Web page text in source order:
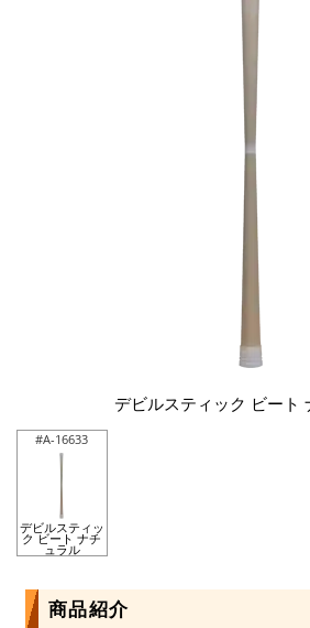
デビルスティック ビート
#A-16633
デビルスティッ
ク ビート ナチ
ュラル
商品紹介